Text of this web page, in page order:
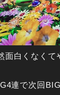
面白くなくて
連で次回